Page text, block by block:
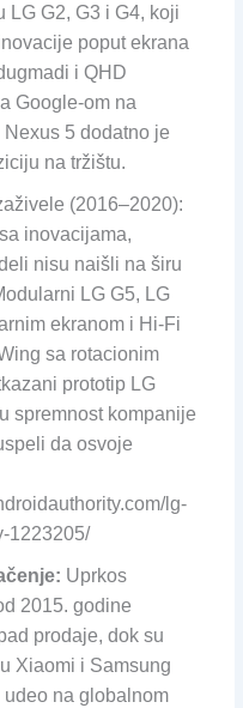
LG G2, G3 i G4, koji
poput ekrana
i QHD
Google-om na
5 dodatno je
na tržištu.
(2016–2020):
inovacijama,
nisu naišli na širu
LG G5, LG
ekranom i Hi-Fi
sa rotacionim
prototip LG
spremnost kompanije
da osvoje
lg-
1223205/
Uprkos
2015. godine
prodaje, dok su
Xiaomi i Samsung
na globalnom